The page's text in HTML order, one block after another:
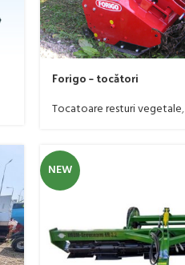
Forigo – tocători
Tocatoare resturi vegetale,
NEW